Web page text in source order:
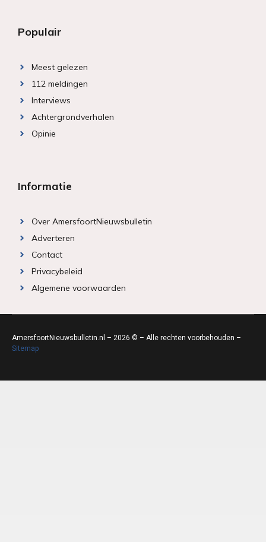
Populair
Meest gelezen
112 meldingen
Interviews
Achtergrondverhalen
Opinie
Informatie
Over AmersfoortNieuwsbulletin
Adverteren
Contact
Privacybeleid
Algemene voorwaarden
AmersfoortNieuwsbulletin.nl – 2026 © – Alle rechten voorbehouden –
Sitemap